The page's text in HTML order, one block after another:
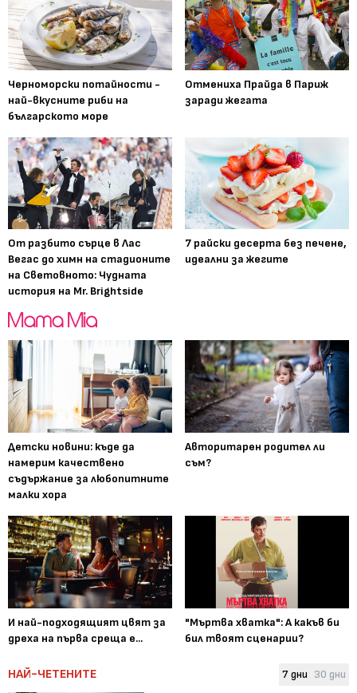
Черноморски потайности -
най-вкусните риби на
българското море
Отмениха Прайда в Париж
заради жегата
От разбито сърце в Лас
Вегас до химн на стадионите
на Световното: Чудната
история на Mr. Brightside
7 райски десерта без печене,
идеални за жегите
Детски новини: къде да
намерим качествено
съдържание за любопитните
малки хора
Авторитарен родител ли
съм?
И най-подходящият цвят за
дреха на първа среща е...
"Мъртва хватка": А какъв би
бил твоят сценарии?
НАЙ-ЧЕТЕНИТЕ 7 дни 30 дни